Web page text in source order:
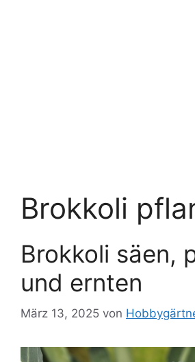
Brokkoli
Brokkoli säen,
und ernten
März 13, 2025 von